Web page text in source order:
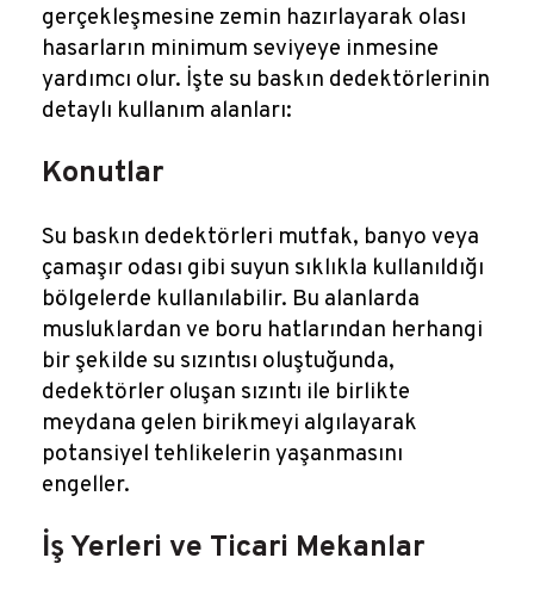
gerçekleşmesine zemin hazırlayarak olası
hasarların minimum seviyeye inmesine
yardımcı olur. İşte su baskın dedektörlerinin
detaylı kullanım alanları:
Konutlar
Su baskın dedektörleri mutfak, banyo veya
çamaşır odası gibi suyun sıklıkla kullanıldığı
bölgelerde kullanılabilir. Bu alanlarda
musluklardan ve boru hatlarından herhangi
bir şekilde su sızıntısı oluştuğunda,
dedektörler oluşan sızıntı ile birlikte
meydana gelen birikmeyi algılayarak
potansiyel tehlikelerin yaşanmasını
engeller.
İş Yerleri ve Ticari Mekanlar